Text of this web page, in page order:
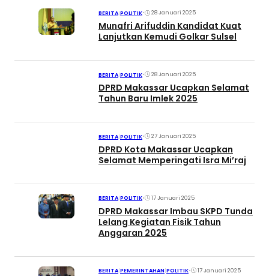
BERITA|POLITIK• 28 Januari 2025
Munafri Arifuddin Kandidat Kuat
Lanjutkan Kemudi Golkar Sulsel
BERITA|POLITIK• 28 Januari 2025
DPRD Makassar Ucapkan Selamat
Tahun Baru Imlek 2025
BERITA|POLITIK• 27 Januari 2025
DPRD Kota Makassar Ucapkan
Selamat Memperingati Isra Mi’raj
BERITA POLITIK• 17 Januari 2025
DPRD Makassar Imbau SKPD Tunda
Lelang Kegiatan Fisik Tahun
Anggaran 2025
BERITA|PEMERINTAHAN|POLITIK• 17 Januari 2025